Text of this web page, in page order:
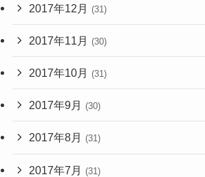
2017年12月 (31)
2017年11月 (30)
2017年10月 (31)
2017年9月 (30)
2017年8月 (31)
2017年7月 (31)